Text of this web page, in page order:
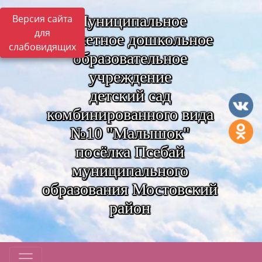
Версия сайта
для
слабовидящих
Муниципальное
бюджетное дошкольное
образовательное
учреждение
детский сад
комбинированного вида
№10 "Малышок"
посёлка Псебай
муниципального
образования Мостовский
район